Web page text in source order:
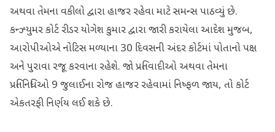
અથવા તેમના વકીલો દ્વારા હાજર રહેવા માટે સમન્સ પાઠવ્યું છે.
કન્ઝ્યુમર કોર્ટ રીડર યોગેશ કુમાર દ્વારા જારી કરાયેલા આદેશ મુજબ,
આરોપીઓએ નોટિસ મળ્યાના 30 દિવસની અંદર કોર્ટમાં પોતાનો પક્ષ
અને પુરાવા રજૂ કરવાના રહેશે. જો પ્રતિવાદીઓ અથવા તેમના
પ્રતિનિધિઓ 9 જુલાઈના રોજ હાજર રહેવામાં નિષ્ફળ જાય, તો કોર્ટ
એકતરફી નિર્ણય લઈ શકે છે.